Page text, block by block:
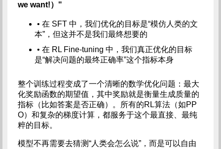
we want!）"
• 在 SFT 中，我们优化的目标是“模仿人类的文
本”，但这并不是我们最终想要的
• 在 RL Fine-tuning 中，我们真正优化的目标
是“解决问题的最终正确率”这个指标本身
整个训练过程变成了一个清晰的数学优化问题：最大
化奖励函数的期望值，其中奖励就是衡量生成质量的
指标（比如答案是否正确）。所有的RL算法（如PP
O）和复杂的梯度计算，都服务于这个最直接、最纯
粹的目标。
模型不再需要去猜测“人类会怎么说”，而是可以自由